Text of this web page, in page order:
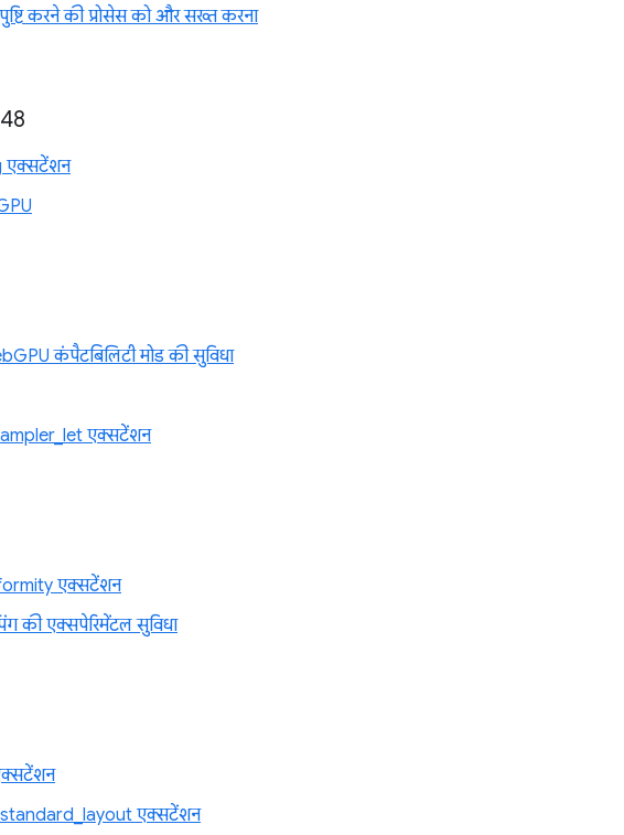
करने की प्रोसेस को और सख्त करना
एक्सटेंशन
कंपैटबिलिटी मोड की सुविधा
एक्सटेंशन
एक्सटेंशन
की एक्सपेरिमेंटल सुविधा
एक्सटेंशन